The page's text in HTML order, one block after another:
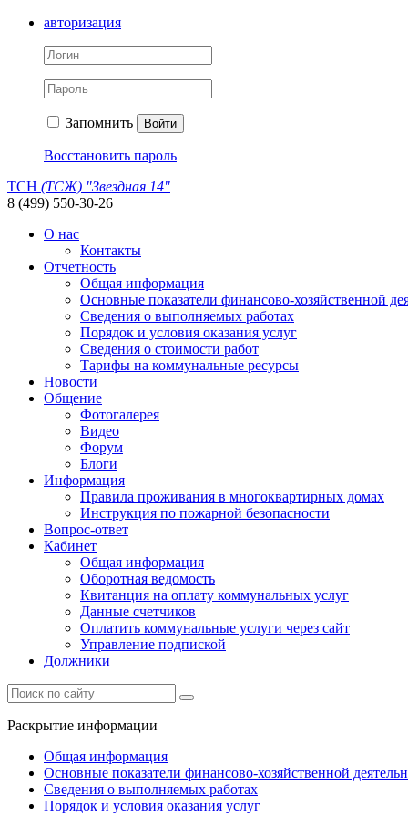
авторизация
Запомнить Войти
Восстановить пароль
ТСН (ТСЖ) "Звездная 14"
8 (499) 550-30-26
О нас
Контакты
Отчетность
Общая информация
Основные показатели финансово-хозяйственной
Сведения о выполняемых работах
Порядок и условия оказания услуг
Сведения о стоимости работ
Тарифы на коммунальные ресурсы
Новости
Общение
Фотогалерея
Видео
Форум
Блоги
Информация
Правила проживания в многоквартирных домах
Инструкция по пожарной безопасности
Вопрос-ответ
Кабинет
Общая информация
Оборотная ведомость
Квитанция на оплату коммунальных услуг
Данные счетчиков
Оплатить коммунальные услуги через сайт
Управление подпиской
Должники
Раскрытие информации
Общая информация
Основные показатели финансово-хозяйственной
Сведения о выполняемых работах
Порядок и условия оказания услуг